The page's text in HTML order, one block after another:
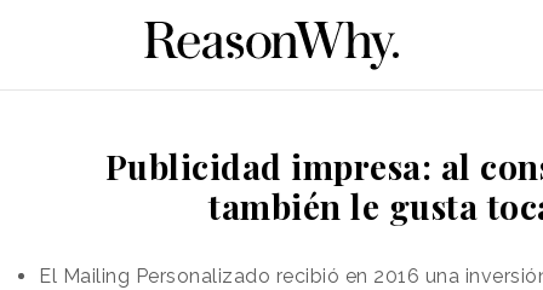
Publicidad impresa: al
también le gusta
El Mailing Personalizado recibió en 2016 una